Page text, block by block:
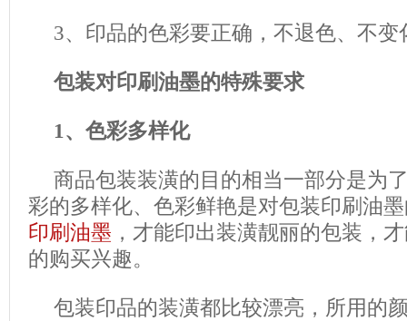
3、印品的色彩要正确，不退色、不变
包装对印刷油墨的特殊要求
1、色彩多样化
商品包装装潢的目的相当一部分是为
彩的多样化、色彩鲜艳是对包装印刷油
印刷油墨 ，才能印出装潢靓丽的包装，
的购买兴趣。
包装印品的装潢都比较漂亮，所用的